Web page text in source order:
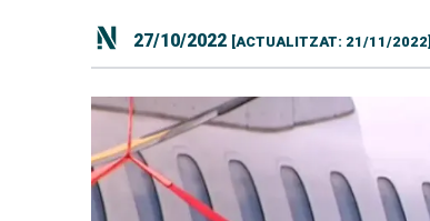
27/10/2022 [ACTUALITZAT: 21/11/2022]